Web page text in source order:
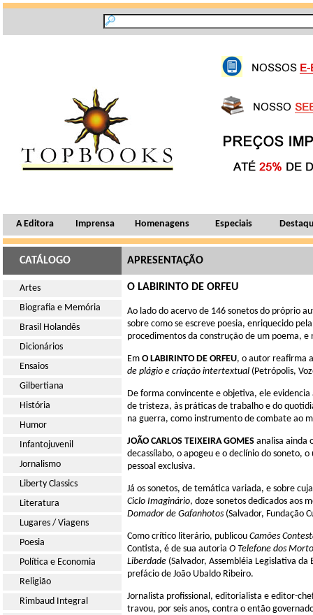
A Editora Imprensa Homenagens Especiais
CATÁLOGO APRESENTAÇÃO
Artes
Biografia e Memória
Brasil Holandês
Dicionários
Ensaios
Gilbertiana
História
Humor
Infantojuvenil
Jornalismo
Liberty Classics
Literatura
Lugares / Viagens
Poesia
Política e Economia
Religião
Rimbaud Integral
O LABIRINTO DE ORFEU
Ao lado do acervo de 146 sonetos do próprio
sobre como se escreve poesia, enriquecido
procedimentos da construção de um poema,
Em O LABIRINTO DE ORFEU, o autor reafirma
de plágio e criação intertextual (Petrópolis,
De forma convincente e objetiva, ele
de tristeza, às práticas de trabalho e do
na guerra, como instrumento de combate ao
JOÃO CARLOS TEIXEIRA GOMES analisa ainda
decassílabo, o apogeu e o declínio do soneto,
pessoal exclusiva.
Já os sonetos, de temática variada, e sobre
Ciclo Imaginário, doze sonetos dedicados aos
Domador de Gafanhotos (Salvador, Fundação
Como crítico literário, publicou Camões
Contista, é de sua autoria O Telefone dos
Liberdade (Salvador, Assembléia Legislativa
prefácio de João Ubaldo Ribeiro.
Jornalista profissional, editorialista e editor-
travou, por seis anos, contra o então